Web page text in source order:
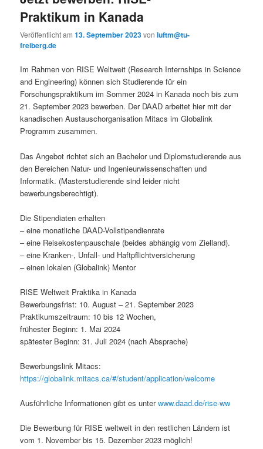
Praktikum in Kanada
Veröffentlicht am13. September 2023vonluftm@tu-
freiberg.de
Im Rahmen von RISE Weltweit (Research Internships in Science
and Engineering) können sich Studierende für ein
Forschungspraktikum im Sommer 2024 in Kanada noch bis zum
21. September 2023 bewerben. Der DAAD arbeitet hier mit der
kanadischen Austauschorganisation Mitacs im Globalink
Programm zusammen.
Das Angebot richtet sich an Bachelor und Diplomstudierende aus
den Bereichen Natur- und Ingenieurwissenschaften und
Informatik. (Masterstudierende sind leider nicht
bewerbungsberechtigt).
Die Stipendiaten erhalten
– eine monatliche DAAD-Vollstipendienrate
– eine Reisekostenpauschale (beides abhängig vom Zielland).
– eine Kranken-, Unfall- und Haftpflichtversicherung
– einen lokalen (Globalink) Mentor
RISE Weltweit Praktika in Kanada
Bewerbungsfrist: 10. August – 21. September 2023
Praktikumszeitraum: 10 bis 12 Wochen,
frühester Beginn: 1. Mai 2024
spätester Beginn: 31. Juli 2024 (nach Absprache)
Bewerbungslink Mitacs:
https://globalink.mitacs.ca/#/student/application/welcome
Ausführliche Informationen gibt es unterwww.daad.de/rise-ww
Die Bewerbung für RISE weltweit in den restlichen Ländern ist
vom 1. November bis 15. Dezember 2023 möglich!